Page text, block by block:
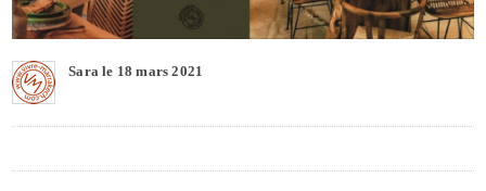
Sara le 18 mars 2021